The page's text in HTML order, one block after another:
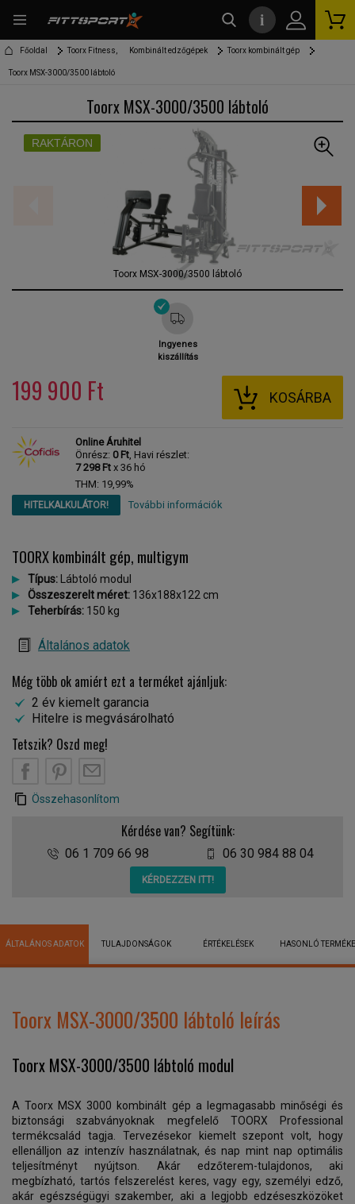
Főoldal Toorx Fitness, Kombinált edzőgépek Toorx kombinált gép
Toorx MSX-3000/3500 lábtoló
Toorx MSX-3000/3500 lábtoló
RAKTÁRON
Toorx MSX-3000/3500 lábtoló
Ingyenes
kiszállítás
199 900 Ft KOSÁRBA
Online Áruhitel
Önrész: 0 Ft, Havi részlet:
7 298 Ft x 36 hó
THM: 19,99%
HITELKALKULÁTOR! További információk
TOORX kombinált gép, multigym
Típus: Lábtoló modul
Összeszerelt méret: 136x188x122 cm
Teherbírás: 150 kg
Általános adatok
Még több ok amiért ezt a terméket ajánljuk:
2 év kiemelt garancia
Hitelre is megvásárolható
Tetszik? Oszd meg!
Összehasonlítom
Kérdése van? Segítünk:
06 1 709 66 98 06 30 984 88 04
KÉRDEZZEN ITT!
ÁLTALÁNOS ADATOK TULAJDONSÁGOK ÉRTÉKELÉSEK HASONLÓ
Toorx MSX-3000/3500 lábtoló leírás
Toorx MSX-3000/3500 lábtoló modul
A Toorx MSX 3000 kombinált gép a legmagasabb minőségi és
biztonsági szabványoknak megfelelő TOORX Professional
termékcsalád tagja. Tervezésekor kiemelt szepont volt, hogy
ellenálljon az intenzív használatnak, és nap mint nap optimális
teljesítményt nyújtson. Akár edzőterem-tulajdonos, aki
megbízható, tartós felszerelést keres, vagy egy, személyi edző,
akár egészségügyi szakember, aki a legjobb edzéseszközöket
i
kereső